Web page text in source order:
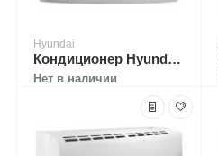
Hyundai
Кондиционер Hyundai H-ALT1-48H-UI033
Нет в наличии